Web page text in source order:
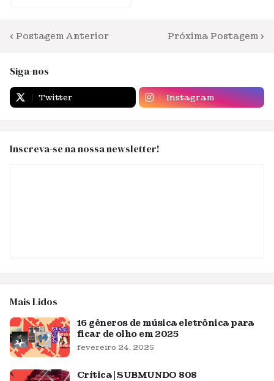
Postagem Anterior Próxima Postagem
Siga-nos
Twitter Instagram
Inscreva-se na nossa newsletter!
Mais Lidos
16 gêneros de música eletrônica para
ficar de olho em 2025
fevereiro 24, 2025
Crítica | SUBMUNDO 808